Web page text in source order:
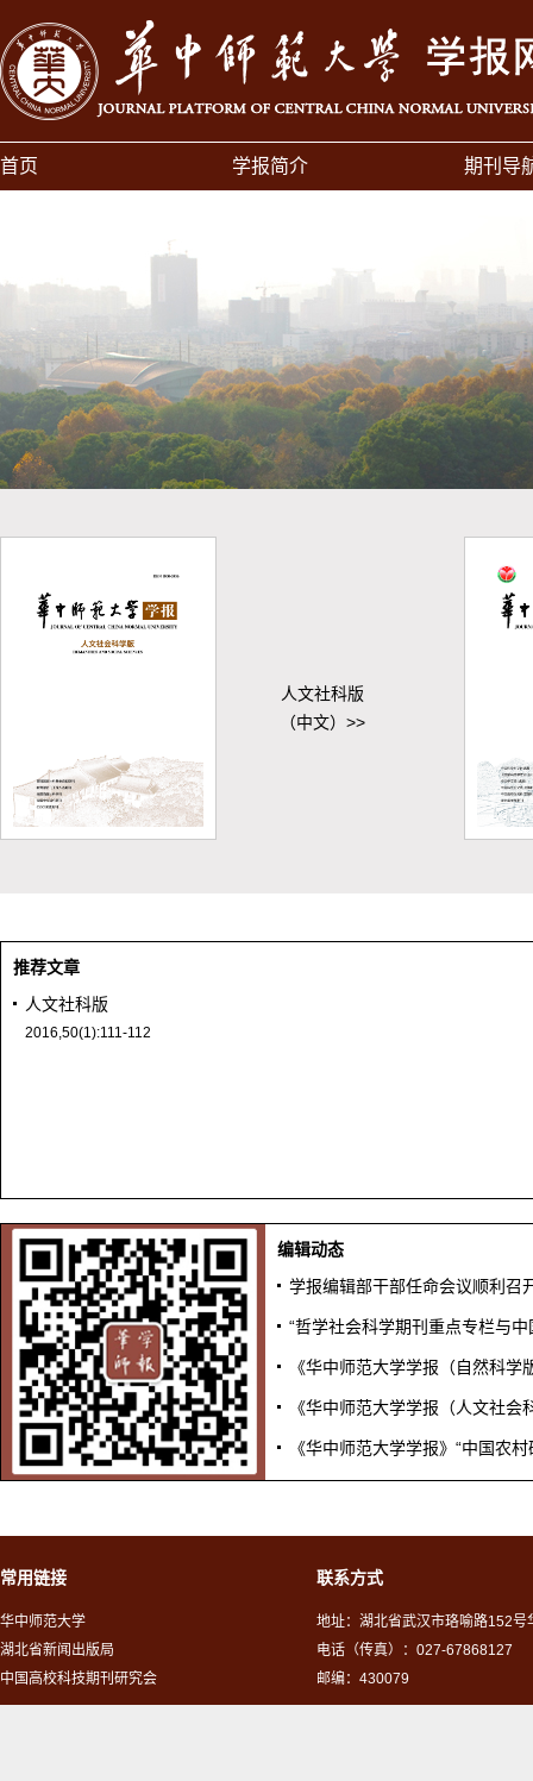
首页 学报简介 期刊导
人文社科版
（中文）>>
推荐文章
人文社科版
2016,50(1):111-112
编辑动态
学报编辑部干部任命会议顺利召
“哲学社会科学期刊重点专栏与
《华中师范大学学报（自然科
《华中师范大学学报（人文社
《华中师范大学学报》“中国农
常用链接
华中师范大学
湖北省新闻出版局
中国高校科技期刊研究会
联系方式
地址：湖北省武汉市珞喻路152
电话（传真）：027-67868127
邮编：430079